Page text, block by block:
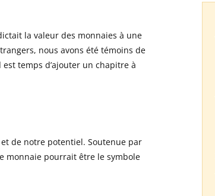
la valeur des monnaies à une
nous avons été témoins de
temps d’ajouter un chapitre à
de notre potentiel. Soutenue par
monnaie pourrait être le symbole